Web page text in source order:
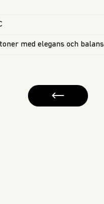
med elegans och balans